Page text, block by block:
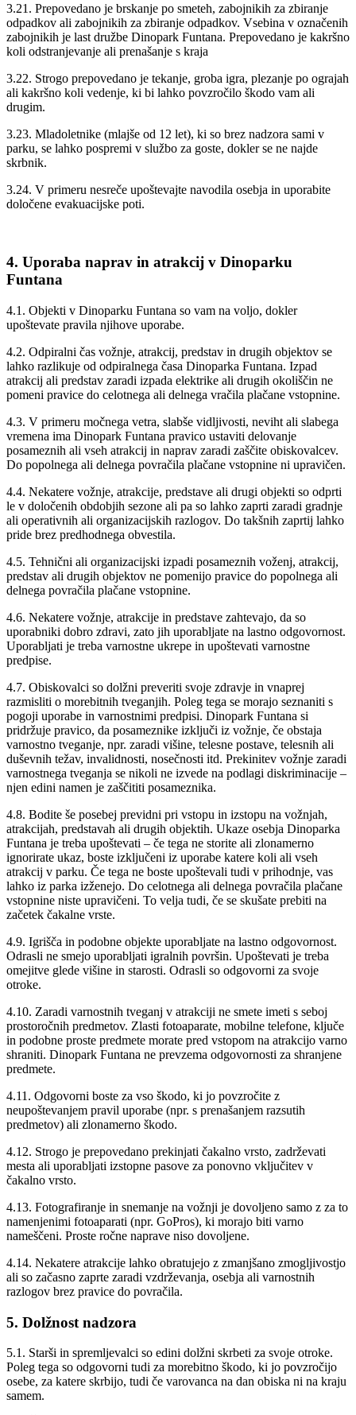
3.21. Prepovedano je brskanje po smeteh, zabojnikih za zbiranje
odpadkov ali zabojnikih za zbiranje odpadkov. Vsebina v označenih
zabojnikih je last družbe Dinopark Funtana. Prepovedano je kakršno
koli odstranjevanje ali prenašanje s kraja
3.22. Strogo prepovedano je tekanje, groba igra, plezanje po ograjah
ali kakršno koli vedenje, ki bi lahko povzročilo škodo vam ali
drugim.
3.23. Mladoletnike (mlajše od 12 let), ki so brez nadzora sami v
parku, se lahko pospremi v službo za goste, dokler se ne najde
skrbnik.
3.24. V primeru nesreče upoštevajte navodila osebja in uporabite
določene evakuacijske poti.
4. Uporaba naprav in atrakcij v Dinoparku
Funtana
4.1. Objekti v Dinoparku Funtana so vam na voljo, dokler
upoštevate pravila njihove uporabe.
4.2. Odpiralni čas vožnje, atrakcij, predstav in drugih objektov se
lahko razlikuje od odpiralnega časa Dinoparka Funtana. Izpad
atrakcij ali predstav zaradi izpada elektrike ali drugih okoliščin ne
pomeni pravice do celotnega ali delnega vračila plačane vstopnine.
4.3. V primeru močnega vetra, slabše vidljivosti, neviht ali slabega
vremena ima Dinopark Funtana pravico ustaviti delovanje
posameznih ali vseh atrakcij in naprav zaradi zaščite obiskovalcev.
Do popolnega ali delnega povračila plačane vstopnine ni upravičen.
4.4. Nekatere vožnje, atrakcije, predstave ali drugi objekti so odprti
le v določenih obdobjih sezone ali pa so lahko zaprti zaradi gradnje
ali operativnih ali organizacijskih razlogov. Do takšnih zaprtij lahko
pride brez predhodnega obvestila.
4.5. Tehnični ali organizacijski izpadi posameznih voženj, atrakcij,
predstav ali drugih objektov ne pomenijo pravice do popolnega ali
delnega povračila plačane vstopnine.
4.6. Nekatere vožnje, atrakcije in predstave zahtevajo, da so
uporabniki dobro zdravi, zato jih uporabljate na lastno odgovornost.
Uporabljati je treba varnostne ukrepe in upoštevati varnostne
predpise.
4.7. Obiskovalci so dolžni preveriti svoje zdravje in vnaprej
razmisliti o morebitnih tveganjih. Poleg tega se morajo seznaniti s
pogoji uporabe in varnostnimi predpisi. Dinopark Funtana si
pridržuje pravico, da posameznike izključi iz vožnje, če obstaja
varnostno tveganje, npr. zaradi višine, telesne postave, telesnih ali
duševnih težav, invalidnosti, nosečnosti itd. Prekinitev vožnje zaradi
varnostnega tveganja se nikoli ne izvede na podlagi diskriminacije –
njen edini namen je zaščititi posameznika.
4.8. Bodite še posebej previdni pri vstopu in izstopu na vožnjah,
atrakcijah, predstavah ali drugih objektih. Ukaze osebja Dinoparka
Funtana je treba upoštevati – če tega ne storite ali zlonamerno
ignorirate ukaz, boste izključeni iz uporabe katere koli ali vseh
atrakcij v parku. Če tega ne boste upoštevali tudi v prihodnje, vas
lahko iz parka izženejo. Do celotnega ali delnega povračila plačane
vstopnine niste upravičeni. To velja tudi, če se skušate prebiti na
začetek čakalne vrste.
4.9. Igrišča in podobne objekte uporabljate na lastno odgovornost.
Odrasli ne smejo uporabljati igralnih površin. Upoštevati je treba
omejitve glede višine in starosti. Odrasli so odgovorni za svoje
otroke.
4.10. Zaradi varnostnih tveganj v atrakciji ne smete imeti s seboj
prostoročnih predmetov. Zlasti fotoaparate, mobilne telefone, ključe
in podobne proste predmete morate pred vstopom na atrakcijo varno
shraniti. Dinopark Funtana ne prevzema odgovornosti za shranjene
predmete.
4.11. Odgovorni boste za vso škodo, ki jo povzročite z
neupoštevanjem pravil uporabe (npr. s prenašanjem razsutih
predmetov) ali zlonamerno škodo.
4.12. Strogo je prepovedano prekinjati čakalno vrsto, zadrževati
mesta ali uporabljati izstopne pasove za ponovno vključitev v
čakalno vrsto.
4.13. Fotografiranje in snemanje na vožnji je dovoljeno samo z za to
namenjenimi fotoaparati (npr. GoPros), ki morajo biti varno
nameščeni. Proste ročne naprave niso dovoljene.
4.14. Nekatere atrakcije lahko obratujejo z zmanjšano zmogljivostjo
ali so začasno zaprte zaradi vzdrževanja, osebja ali varnostnih
razlogov brez pravice do povračila.
5. Dolžnost nadzora
5.1. Starši in spremljevalci so edini dolžni skrbeti za svoje otroke.
Poleg tega so odgovorni tudi za morebitno škodo, ki jo povzročijo
osebe, za katere skrbijo, tudi če varovanca na dan obiska ni na kraju
samem.